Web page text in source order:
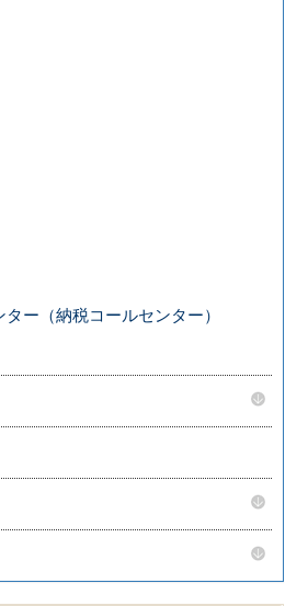
ー（納税コールセンター）